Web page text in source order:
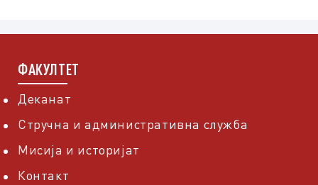
ФАКУЛТЕТ
Деканат
Стручна и административна служба
Мисија и историјат
Контакт